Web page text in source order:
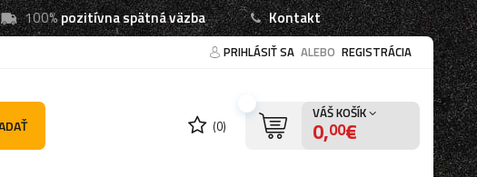
100%pozitívna spätná väzba Kontakt
PRIHLÁSIŤ SA ALEBO REGISTRÁCIA
(0)
VÁŠ KOŠÍK
0,00€